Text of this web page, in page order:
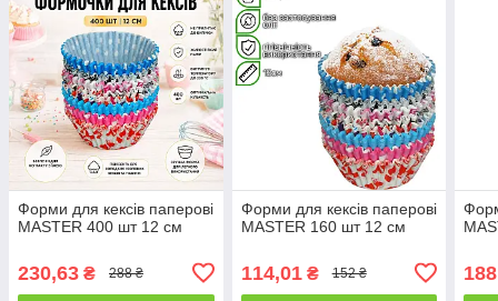
Форми для кексів паперові
MASTER 400 шт 12 см
230,63 ₴ 288 ₴
Форми для кексів паперові
MASTER 160 шт 12 см
114,01₴ 152 ₴